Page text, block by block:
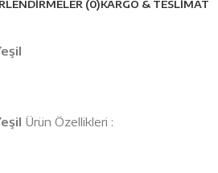
(0)KARGO & TESLIMAT
Ürün Özellikleri :